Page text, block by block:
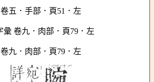
卷五．手部．頁51．左
卷九．肉部．頁79．左